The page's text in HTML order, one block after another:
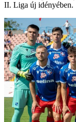
II. Liga új idényében.